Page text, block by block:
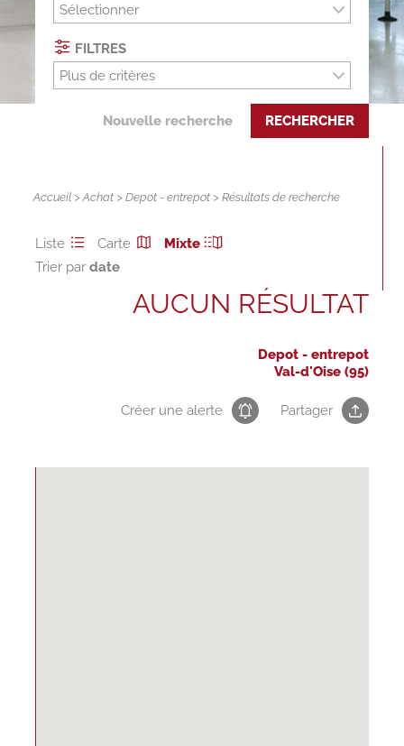
Sélectionner
FILTRES
Plus de critères
Nouvelle recherche RECHERCHER
Accueil >Achat >Depot - entrepot > Résultats de recherche
Liste Carte
Mixte
Trier par
AUCUN RÉSULTAT
Depot - entrepot
Val-d'Oise (95)
Créer une alerte Partager